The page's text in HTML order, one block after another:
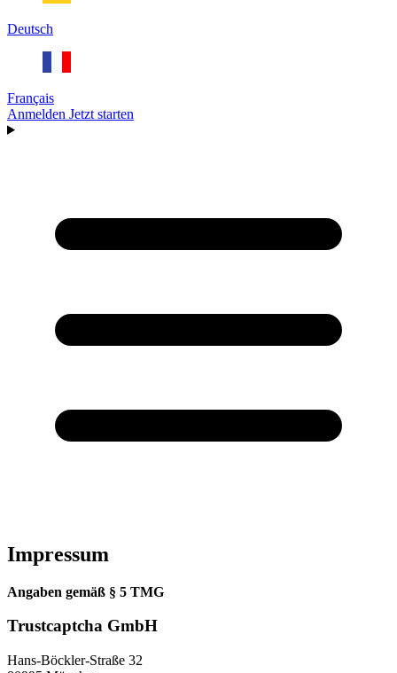
Deutsch
Français
Anmelden Jetzt starten
Impressum
Angaben gemäß § 5 TMG
Trustcaptcha GmbH
Hans-Böckler-Straße 32